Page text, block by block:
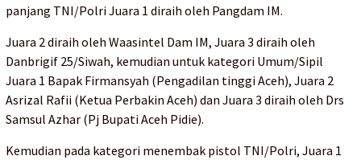
panjang TNI/Polri Juara 1 diraih oleh Pangdam IM.
Juara 2 diraih oleh Waasintel Dam IM, Juara 3 diraih oleh
Danbrigif 25/Siwah, kemudian untuk kategori Umum/Sipil
Juara 1 Bapak Firmansyah (Pengadilan tinggi Aceh), Juara 2
Asrizal Rafii (Ketua Perbakin Aceh) dan Juara 3 diraih oleh Drs
Samsul Azhar (Pj Bupati Aceh Pidie).
Kemudian pada kategori menembak pistol TNI/Polri, Juara 1